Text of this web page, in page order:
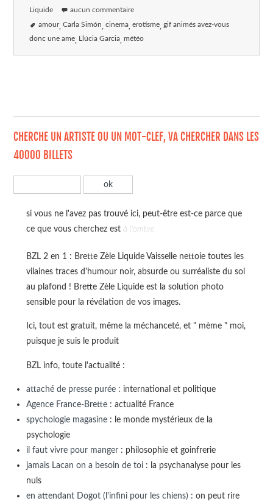
Liquide aucun commentaire
amour Carla Simón cinema erotisme gif animés avez-vous
donc une ame Llúcia Garcia météo
CHERCHE UN ARTISTE OU UN MOT-CLEF, VA CHERCHER DANS LES
40000 BILLETS
si vous ne l'avez pas trouvé ici, peut-être est-ce parce que
ce que vous cherchez est à l'ombre
BZL 2 en 1 : Brette Zèle Liquide Vaisselle nettoie toutes les
vilaines traces d'humour noir, absurde ou surréaliste du sol
au plafond ! Brette Zèle Liquide est la solution photo
sensible pour la révélation de vos images.
Ici, tout est gratuit, même la méchanceté, et " mème " moi,
puisque je suis le produit
BZL info, toute l'actualité :
attaché de presse purée: international et politique
Agence France-Brette: actualité France
spychologie magasine: le monde mystérieux de la
psychologie
il faut vivre pour manger: philosophie et goinfrerie
jamais Lacan on a besoin de toi: la psychanalyse pour les
nuls
en attendant Dogot (l'infini pour les chiens): on peut rire